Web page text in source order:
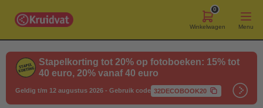
0
Winkelwagen Menu
Stapelkorting tot 20% op fotoboeken: 15% tot
40 euro, 20% vanaf 40 euro
Geldig t/m 12 augustus 2026 - Gebruik code 32DECOBOOK20